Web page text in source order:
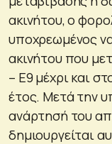
ακινήτου, ο
υποχρεωμένος
ακινήτου που
– Ε9 μέχρι και
έτος. Μετά την
ανάρτησή του
δημιουργείται